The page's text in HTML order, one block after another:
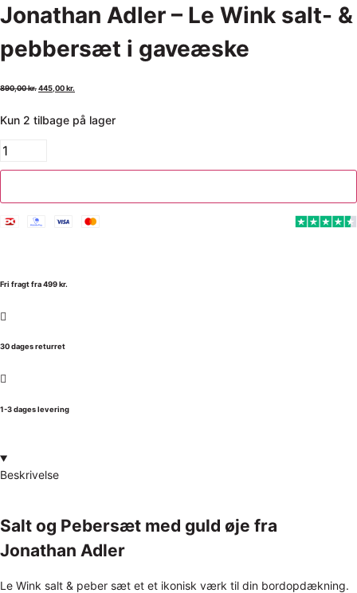
Jonathan Adler – Le Wink salt- &
pebbersæt i gaveæske
890,00kr.445,00kr.
Kun 2 tilbage på lager
Fri fragt fra 499 kr.
30 dages returret
1-3 dages levering
Beskrivelse
Salt og Pebersæt med guld øje fra
Jonathan Adler
Le Wink salt & peber sæt et et ikonisk værk til din bordopdækning.